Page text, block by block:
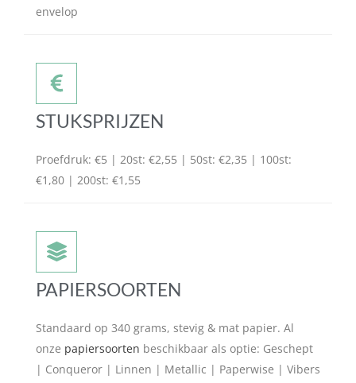
envelop
STUKSPRIJZEN
Proefdruk: €5 | 20st: €2,55 | 50st: €2,35 | 100st:
€1,80 | 200st: €1,55
PAPIERSOORTEN
Standaard op 340 grams, stevig & mat papier. Al
onze papiersoorten beschikbaar als optie: Geschept
| Conqueror | Linnen | Metallic | Paperwise | Vibers